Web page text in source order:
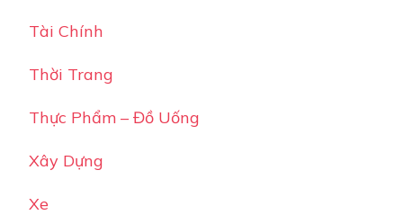
Tài Chính
Thời Trang
Thực Phẩm – Đồ Uống
Xây Dựng
Xe